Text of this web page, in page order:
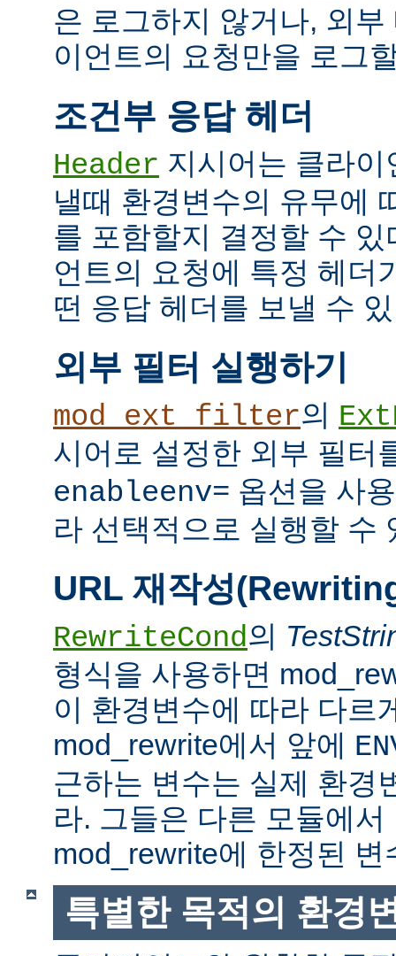
은 로그하지 않거나, 외
이언트의 요청만을 로그
조건부 응답 헤더
Header 지시어는 클라
낼때 환경변수의 유무에
를 포함할지 결정할 수
언트의 요청에 특정 헤더
떤 응답 헤더를 보낼 수
외부 필터 실행하기
mod_ext_filter의
시어로 설정한 외부 필터
enableenv= 옵션을 사
라 선택적으로 실행할 수
URL 재작성
RewriteCond의
형식을 사용하면
이 환경변수에 따라 다르
mod_rewrite에서 앞에
근하는 변수는 실제 환경
라. 그들은 다른 모듈에
mod_rewrite에 한정된 변
특별한 목적의 환경